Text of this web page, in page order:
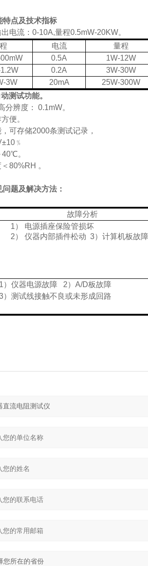
特点及技术指标
电流：0-10A,量程0.5mW-20KW。
电流
量程
W 0.5A 1W-12W
W 0.2A 3W-30W
-3W 20mA 25W-300W
测试功能。
分辨度： 0.1mW。
便。
可存储2000条测试记录，
～40℃。
度＜80%RH 。
问题及解决方法：
故障分析
1） 电源插座保险管损坏
2） 仪器内部插件松动 3）计算机板故障
1）仪器电源故障 2）A/D板故障
）测试线接触不良或未形成回路